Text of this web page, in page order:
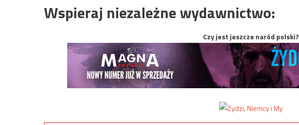
Wspieraj niezależne wydawnictwo:
Czy jest jeszcze naród polski?